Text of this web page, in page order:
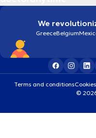
We
GreeceBelgium
Terms and conditionsCookies
©